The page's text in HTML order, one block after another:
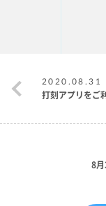
2020.08.31
打刻アプリをご
8月